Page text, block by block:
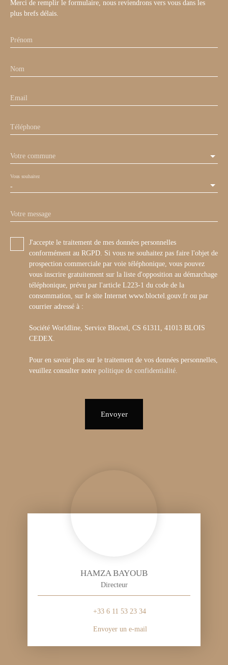
Merci de remplir le formulaire, nous reviendrons vers vous dans les
plus brefs délais.
Prénom
Nom
Email
Téléphone
Votre commune
-
Vous souhaitez
Votre message
J'accepte le traitement de mes données personnelles
conformément au RGPD. Si vous ne souhaitez pas faire l'objet de
prospection commerciale par voie téléphonique, vous pouvez
vous inscrire gratuitement sur la liste d'opposition au démarchage
téléphonique, prévu par l'article L223-1 du code de la
consommation, sur le site Internet www.bloctel.gouv.fr ou par
courrier adressé à :
Société Worldline, Service Bloctel, CS 61311, 41013 BLOIS
CEDEX.
Pour en savoir plus sur le traitement de vos données personnelles,
veuillez consulter notre politique de confidentialité.
Envoyer
HAMZA BAYOUB
Directeur
+33 6 11 53 23 34
Envoyer un e-mail